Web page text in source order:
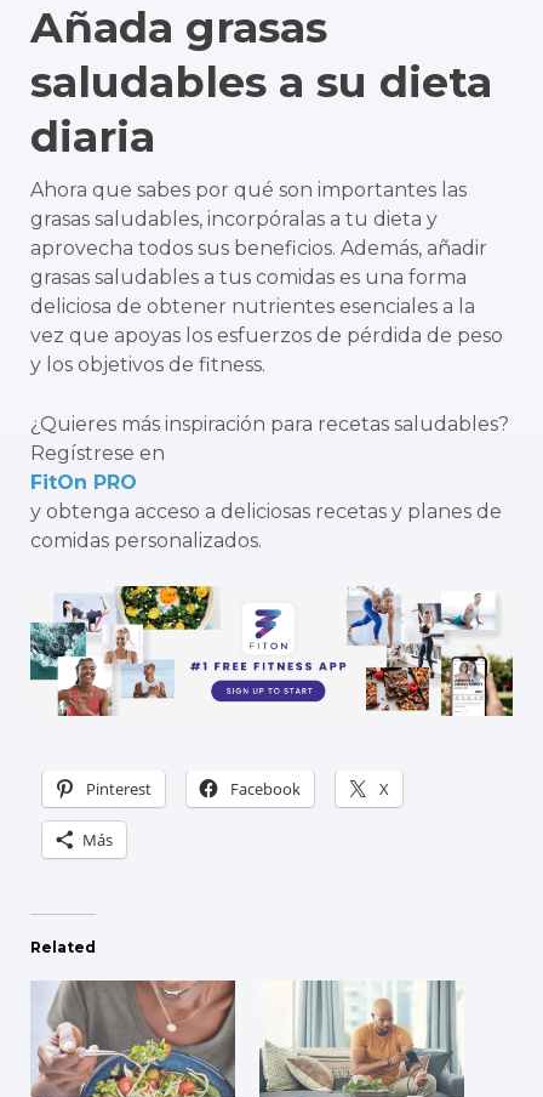
Añada grasas
saludables a su dieta
diaria
Ahora que sabes por qué son importantes las
grasas saludables, incorpóralas a tu dieta y
aprovecha todos sus beneficios. Además, añadir
grasas saludables a tus comidas es una forma
deliciosa de obtener nutrientes esenciales a la
vez que apoyas los esfuerzos de pérdida de peso
y los objetivos de fitness.
¿Quieres más inspiración para recetas saludables?
Regístrese en
FitOn PRO
y obtenga acceso a deliciosas recetas y planes de
comidas personalizados.
Pinterest Facebook X
Más
Related